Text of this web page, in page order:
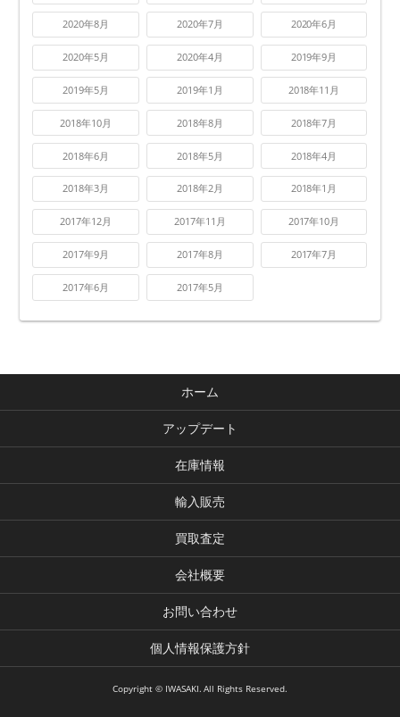
2020年8月 2020年7月 2020年6月
2020年5月 2020年4月 2019年9月
2019年5月 2019年1月 2018年11月
2018年10月 2018年8月 2018年7月
2018年6月 2018年5月 2018年4月
2018年3月 2018年2月 2018年1月
2017年12月 2017年11月 2017年10月
2017年9月 2017年8月 2017年7月
2017年6月 2017年5月
ホーム
アップデート
在庫情報
輸入販売
買取査定
会社概要
お問い合わせ
個人情報保護方針
Copyright © IWASAKI. All Rights Reserved.